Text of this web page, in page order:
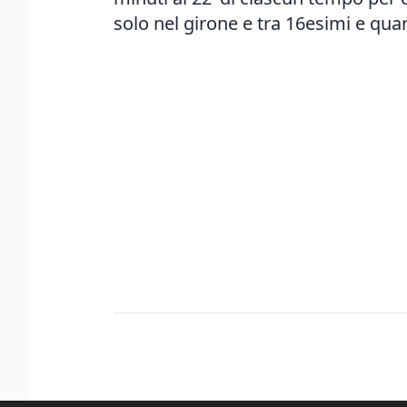
solo nel girone e tra 16esimi e